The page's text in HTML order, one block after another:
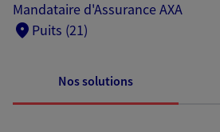
Mandataire d'Assurance AXA
Puits (21)
Nos solutions